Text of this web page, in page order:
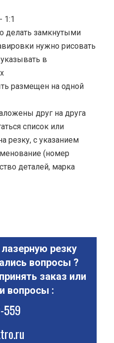
1:1
делать замкнутыми
нужно рисовать
в
размещен на одной
друг на друга
список или
резку, с указанием
(номер
деталей, марка
резку
вопросы ?
заказ или
вопросы :
559